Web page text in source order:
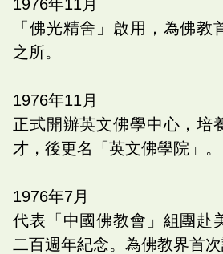
1976年11 月
「佛光精舍」啟用，為佛教
之所。
1976年11 月
正式開辦英文佛學中心，培
才，後更名「英文佛學院」。
1976年7月
代表「中國佛教會」組團赴
二百週年紀念。為佛教界首次